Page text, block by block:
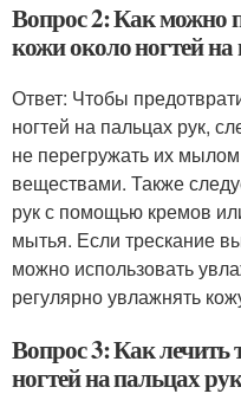
Вопрос 2: Как можно
кожи около ногтей
Ответ: Чтобы
ногтей на пальцах рук,
не перегружать их
веществами. Также
рук с помощью кремов
мытья. Если трескание
можно использовать
регулярно увлажнять
Вопрос 3: Как
ногтей на пальцах рук